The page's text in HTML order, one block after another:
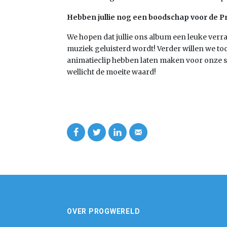
Hebben jullie nog een boodschap voor de
We hopen dat jullie ons album een leuke
muziek geluisterd wordt! Verder willen we
animatieclip hebben laten maken voor onze
wellicht de moeite waard!
OVER PROGWERELD